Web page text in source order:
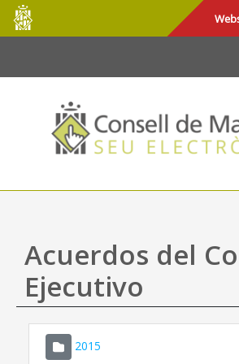
Saltar al contenido principal
Consell
de
Mallorca
Acuerdos del
Ejecutivo
2015